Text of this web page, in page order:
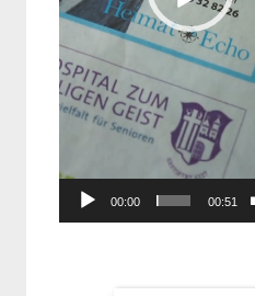
00:00 00:51